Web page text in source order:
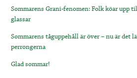
Sommarens Grani-fenomen: Folk köar upp
glassar
Sommarens tåguppehåll är över – nu är det
perrongerna
Glad sommar!